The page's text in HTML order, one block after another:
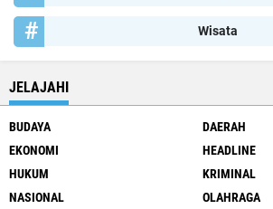
Wisata
JELAJAHI
BUDAYA
DAERAH
EKONOMI
HEADLINE
HUKUM
KRIMINAL
NASIONAL
OLAHRAGA